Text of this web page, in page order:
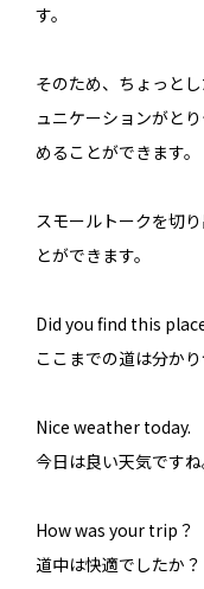
す。
そのため、ちょっと
ュニケーションがと
めることができます。
スモールトークを切
とができます。
Did you find this
ここまでの道は分か
Nice weather today.
今日は良い天気ですね
How was your trip？
道中は快適でしたか？